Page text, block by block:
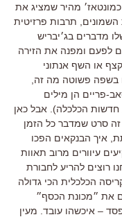
מהיר שמציג את
תרבות פרזיטית
מדברים בג׳יבריש
לפעם ומפנה את הזירה
או השף אנתוני
בשפה פשוטה מה זה,
פריים הן מילים
חדשות הכלכלה). אבל כאן
זה סרט שמדבר כל הזמן
איך הבנקאים הפכו
עיוורים מרוב תאוות
רוצים להריע לחבורת
הכלכלית הכי גדולה
את ״מכונת הכסף״
– איכשהו עובד. מעין